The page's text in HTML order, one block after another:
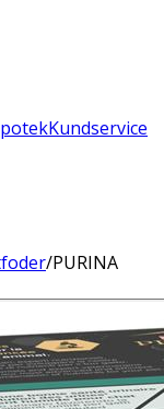
Kundservice
/PURINA